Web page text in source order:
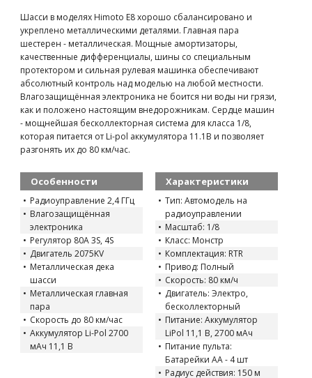
Шасси в моделях Himoto E8 хорошо сбалансировано и
укреплено металлическими деталями. Главная пара
шестерен - металлическая. Мощные амортизаторы,
качественные дифференциалы, шины со специальным
протектором и сильная рулевая машинка обеспечивают
абсолютный контроль над моделью на любой местности.
Влагозащищённая электроника не боится ни воды ни грязи,
как и положено настоящим внедорожникам. Сердце машин
- мощнейшая бесколлекторная система для класса 1/8,
которая питается от Li-pol аккумулятора 11.1В и позволяет
разгонять их до 80 км/час.
Особенности
Радиоуправление 2,4 ГГц
Влагозащищённая
электроника
Регулятор 80А 3S, 4S
Двигатель 2075KV
Металлическая дека
шасси
Металлическая главная
пара
Скорость до 80 км/час
Аккумулятор Li-Pol 2700
мАч 11,1 В
Характеристики
Тип: Автомодель на
радиоуправлении
Масштаб: 1/8
Класс: Монстр
Комплектация: RTR
Привод: Полный
Скорость: 80 км/ч
Двигатель: Электро,
бесколлекторный
Питание: Аккумулятор
LiPol 11,1 В, 2700 мАч
Питание пульта:
Батарейки AA - 4 шт
Радиус действия: 150 м